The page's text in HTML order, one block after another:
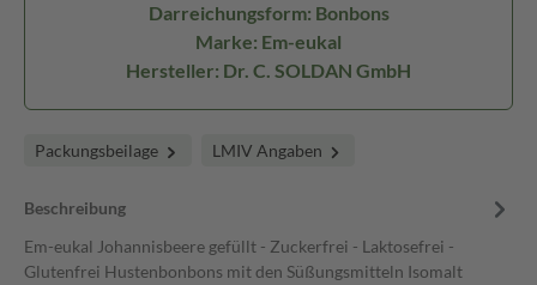
Darreichungsform: Bonbons
Marke: Em-eukal
Hersteller: Dr. C. SOLDAN GmbH
Packungsbeilage LMIV Angaben
Beschreibung
Em-eukal Johannisbeere gefüllt - Zuckerfrei - Laktosefrei -
Glutenfrei Hustenbonbons mit den Süßungsmitteln Isomalt